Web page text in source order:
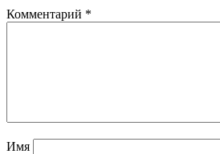
Комментарий *
Имя